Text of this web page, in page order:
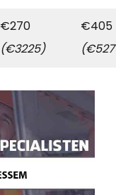
€270
(€3225)
€405